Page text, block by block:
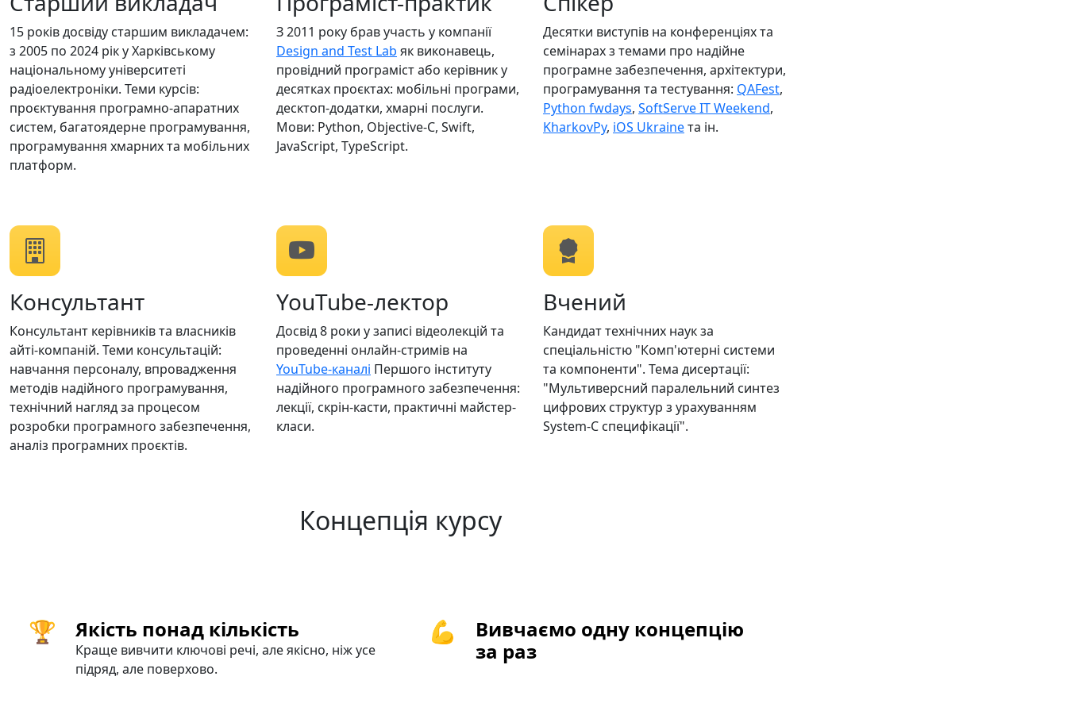
15 років досвіду старшим викладачем:
з 2005 по 2024 рік у Харківському
національному університеті
радіоелектроніки. Теми курсів:
проєктування програмно-апаратних
систем, багатоядерне програмування,
програмування хмарних та мобільних
платформ.
З 2011 року брав участь у компанії
Design and Test Lab як виконавець,
провідний програміст або керівник у
десятках проєктах: мобільні програми,
десктоп-додатки, хмарні послуги.
Мови: Python, Objeсtive-C, Swift,
JavaScript, TypeScript.
Десятки виступів на конференціях та
семінарах з темами про надійне
програмне забезпечення, архітектури,
програмування та тестування: QAFest,
Python fwdays, SoftServe IT Weekend,
KharkovPy, iOS Ukraineта ін.
Консультант
Консультант керівників та власників
айті-компаній. Теми консультацій:
навчання персоналу, впровадження
методів надійного програмування,
технічний нагляд за процесом
розробки програмного забезпечення,
аналіз програмних проєктів.
YouTube-лектор
Досвід 8 роки у записі відеолекцій та
проведенні онлайн-стримів на
YouTube-каналі Першого інституту
надійного програмного забезпечення:
лекції, скрін-касти, практичні майстер-
класи.
Вчений
Кандидат технічних наук за
спеціальністю "Комп'ютерні системи
та компоненти". Тема дисертації:
"Мультиверсний паралельний синтез
цифрових структур з урахуванням
System-C специфікації".
Концепція курсу
🏆 Якість понад кількість
Краще вивчити ключові речі, але якісно, ніж усе
підряд, але поверхово.
💪
Вивчаємо одну концепцію
за раз